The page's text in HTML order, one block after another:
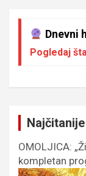
Dnevni
Pogledaj
Najčitanije
OMOLJICA:
kompletan